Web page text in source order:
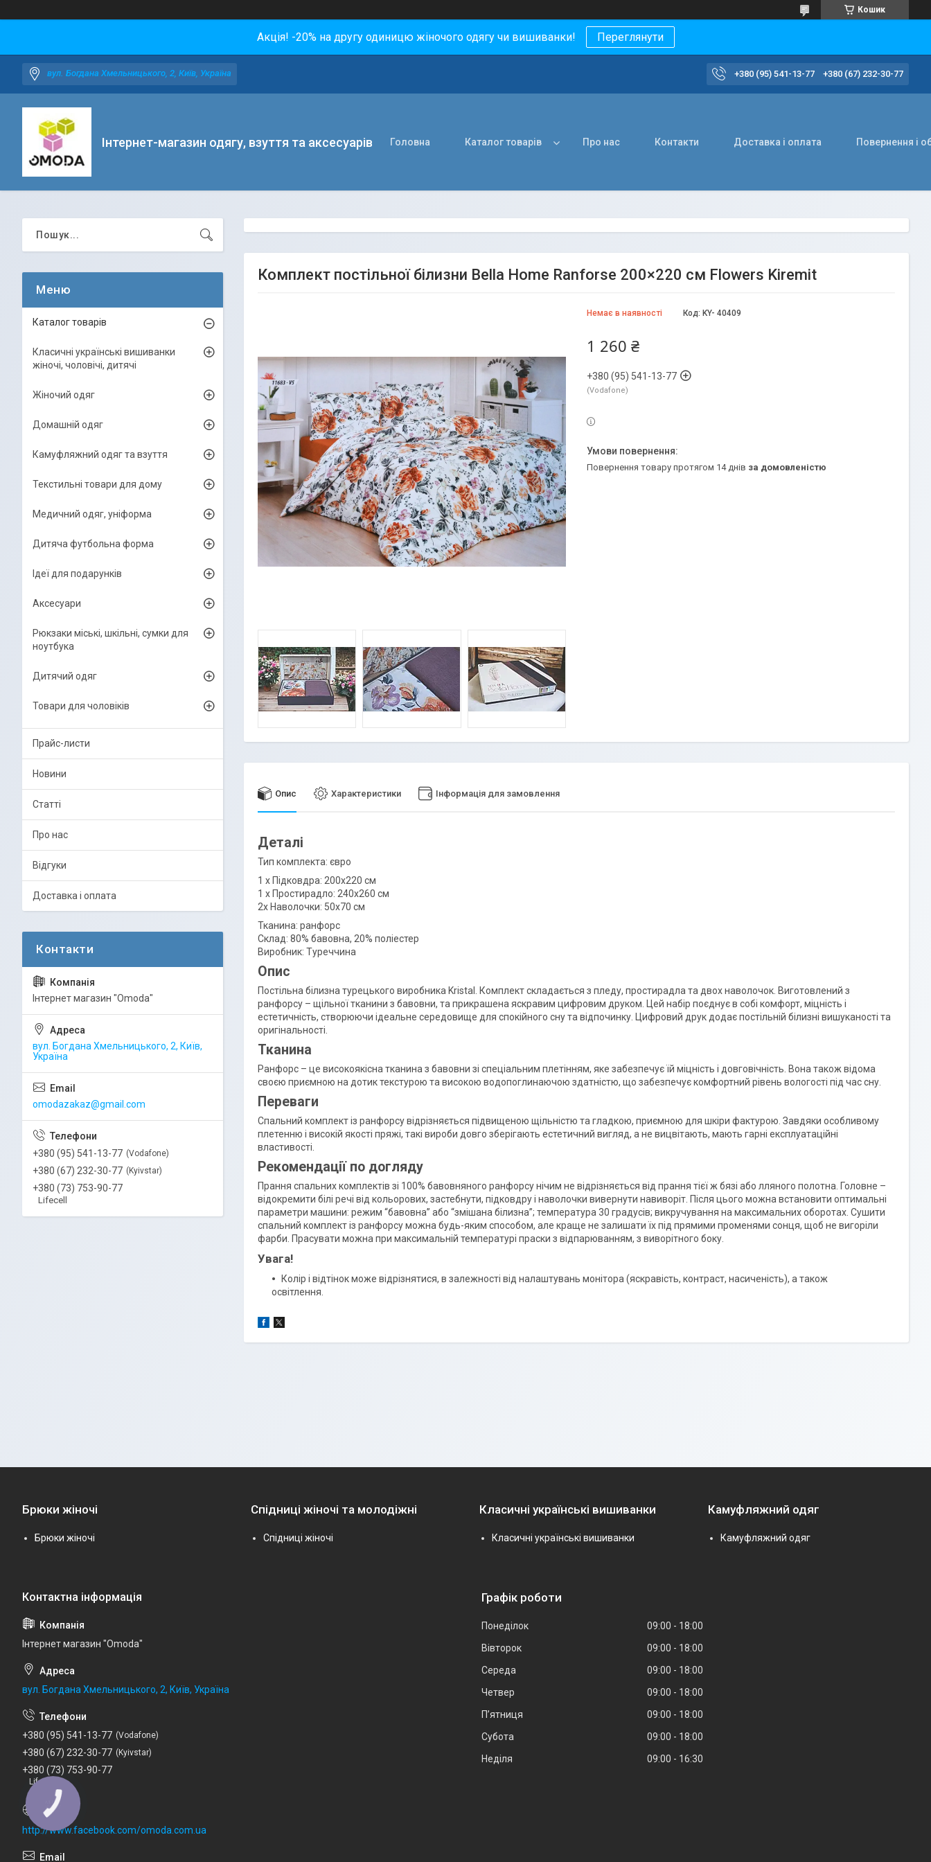
Кошик
Акція! -20% на другу одиницю жіночого одягу чи вишиванки! Переглянути
вул. Богдана Хмельницького, 2, Київ, Україна +380 (95) 541-13-77 +380 (67) 232-30-77
Інтернет-магазин одягу, взуття та аксесуарів Головна Каталог товарів Про нас Контакти Доставка і оплата Повернення і
Комплект постільної білизни Bella Home Ranforse 200×220 см Flowers Kiremit
Немає в наявності Код: KY- 40409
1 260 ₴
+380 (95) 541-13-77
Vodafone
повернення товару протягом 14 днів за домовленістю
Опис Характеристики Інформація для замовлення
Деталі
Тип комплекта: євро
1 х Підковдра: 200х220 см
1 х Простирадло: 240х260 см
2х Наволочки: 50х70 см
Тканина: ранфорс
Склад: 80% бавовна, 20% поліестер
Виробник: Туреччина
Опис
Постільна білизна турецького виробника Kristal. Комплект складається з пледу, простирадла та двох наволочок. Виготовлений з
ранфорсу – щільної тканини з бавовни, та прикрашена яскравим цифровим друком. Цей набір поєднує в собі комфорт, міцність і
естетичність, створюючи ідеальне середовище для спокійного сну та відпочинку. Цифровий друк додає постільній білизні вишуканості та
оригінальності.
Тканина
Ранфорс – це високоякісна тканина з бавовни зі спеціальним плетінням, яке забезпечує їй міцність і довговічність. Вона також відома
своєю приємною на дотик текстурою та високою водопоглинаючою здатністю, що забезпечує комфортний рівень вологості під час сну.
Переваги
Спальний комплект із ранфорсу відрізняється підвищеною щільністю та гладкою, приємною для шкіри фактурою. Завдяки особливому
плетенню і високій якості пряжі, такі вироби довго зберігають естетичний вигляд, а не вицвітають, мають гарні експлуатаційні
властивості.
Рекомендації по догляду
Прання спальних комплектів зі 100% бавовняного ранфорсу нічим не відрізняється від прання тієї ж бязі або лляного полотна. Головне –
відокремити білі речі від кольорових, застебнути, підковдру і наволочки вивернути навиворіт. Після цього можна встановити оптимальні
параметри машини: режим “бавовна” або “змішана білизна”; температура 30 градусів; викручування на максимальних оборотах. Сушити
спальний комплект із ранфорсу можна будь-яким способом, але краще не залишати їх під прямими променями сонця, щоб не вигоріли
фарби. Прасувати можна при максимальній температурі праски з відпарюванням, з виворітного боку.
Увага!
Колір і відтінок може відрізнятися, в залежності від налаштувань монітора (яскравість, контраст, насиченість), а також
освітлення.
Каталог товарів
Класичні українські вишиванки
жіночі, чоловічі, дитячі
Жіночий одяг
Домашній одяг
Камуфляжний одяг та взуття
Текстильні товари для дому
Медичний одяг, уніформа
Дитяча футбольна форма
Ідеї для подарунків
Аксесуари
Рюкзаки міські, шкільні, сумки для
ноутбука
Дитячий одяг
Товари для чоловіків
Прайс-листи
Новини
Статті
Про нас
Відгуки
Доставка і оплата
Інтернет магазин "Omoda"
вул. Богдана Хмельницького, 2, Київ,
Україна
omodazakaz@gmail.com
+380 (95) 541-13-77 Vodafone
+380 (67) 232-30-77 Kyivstar
+380 (73) 753-90-77
Lifecell
Брюки жіночі
Брюки жіночі
Спідниці жіночі та молодіжні
Спідниці жіночі
Класичні українські вишиванки
Класичні українські вишиванки
Камуфляжний одяг
Камуфляжний одяг
Інтернет магазин "Omoda"
вул. Богдана Хмельницького, 2, Київ, Україна
+380 (95) 541-13-77 Vodafone
+380 (67) 232-30-77 Kyivstar
+380 (73) 753-90-77
Lifecell
http://www.facebook.com/omoda.com.ua
Графік роботи
Понеділок 09:00
18:00
Вівторок
09:00
18:00
Середа
09:00
18:00
Четвер
09:00
18:00
Пʼятниця
09:00
18:00
Субота
09:00
18:00
Неділя
09:00 16:30